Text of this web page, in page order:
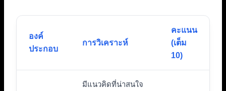
องค์
ประกอบ
การวิเคราะห์
คะแนน
(เต็ม
10)
มีแนวคิดที่น่าสนใจ